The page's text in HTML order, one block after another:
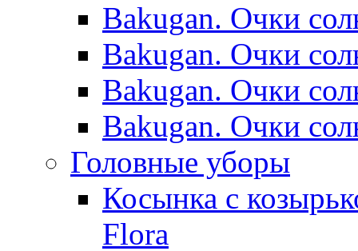
Bakugan. Очки
Bakugan. Очки
Bakugan. Очки
Bakugan. Очки
Головные уборы
Косынка с
Flora